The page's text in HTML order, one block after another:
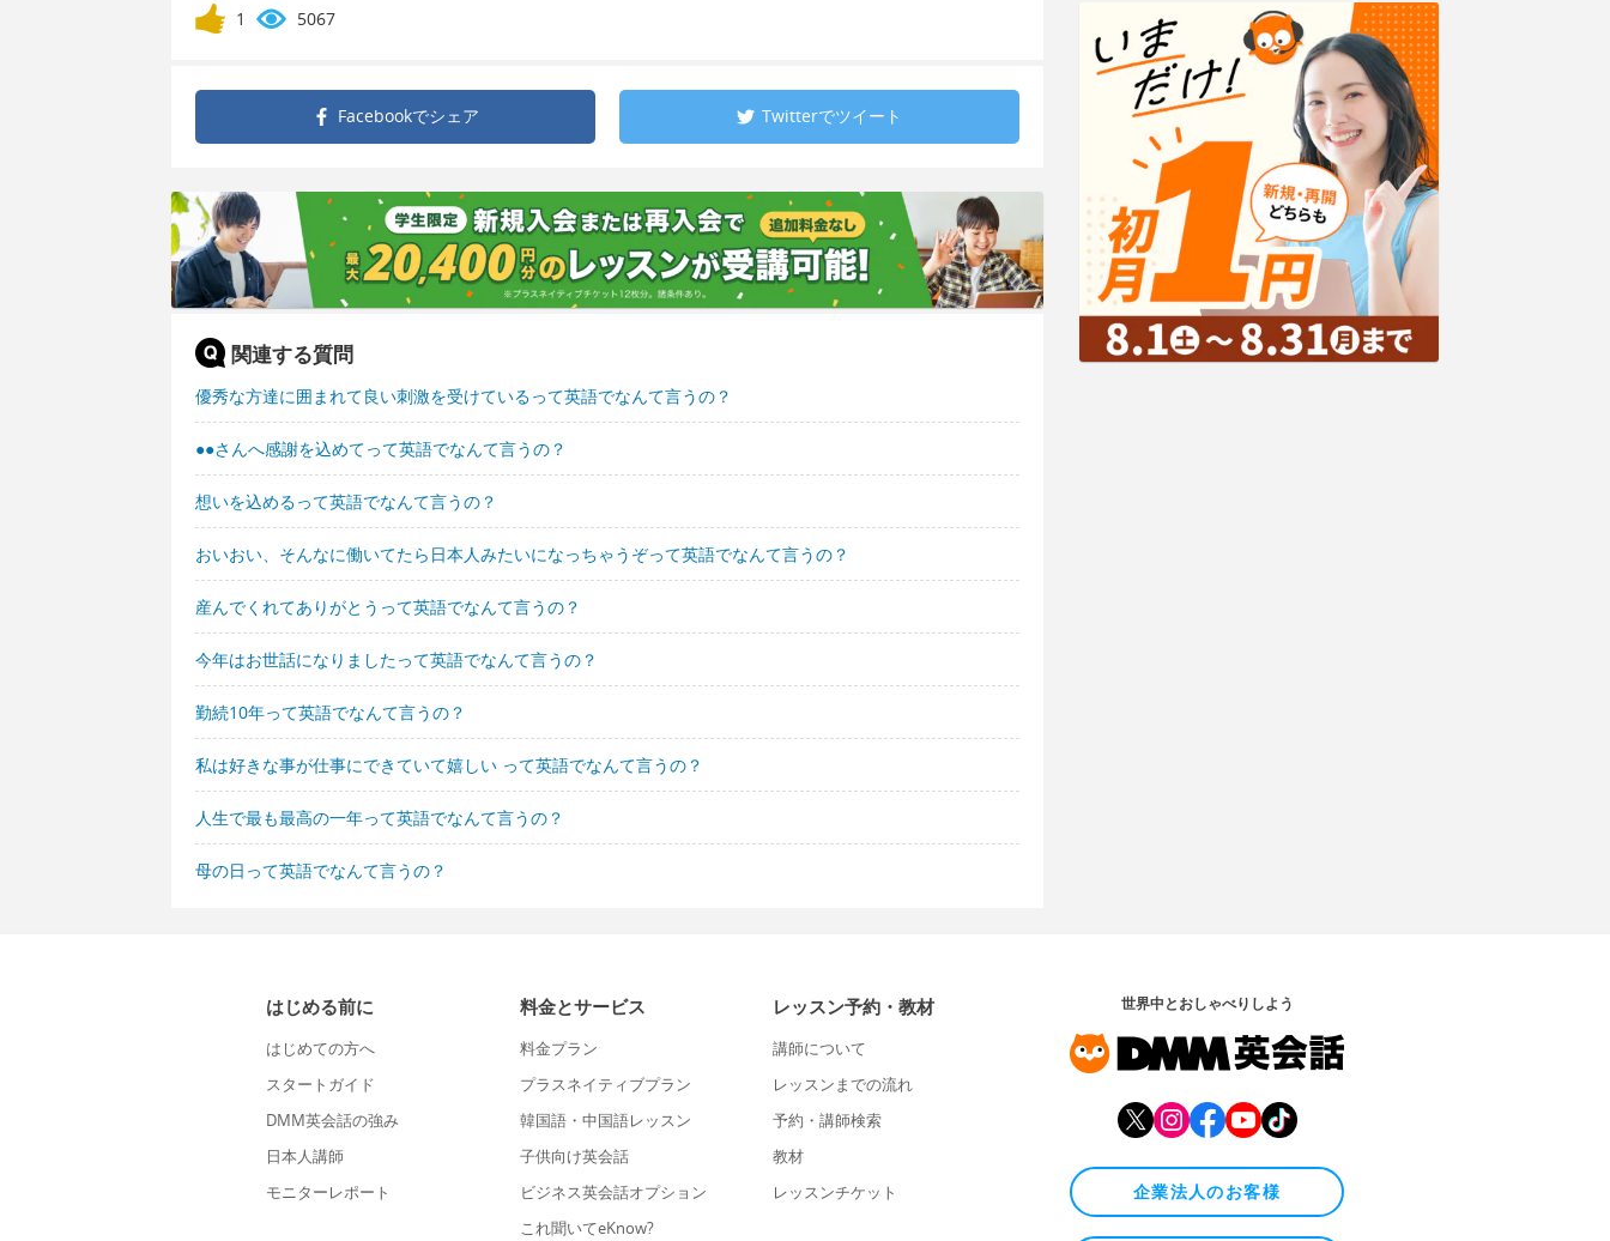
1 5067
Facebookでシェア Twitterでツイート
関連する質問
優秀な方達に囲まれて良い刺激を受けているって英語でなんて言うの？
●●さんへ感謝を込めてって英語でなんて言うの？
想いを込めるって英語でなんて言うの？
おいおい、そんなに働いてたら日本人みたいになっちゃうぞって英語でなんて言うの？
産んでくれてありがとうって英語でなんて言うの？
今年はお世話になりましたって英語でなんて言うの？
勤続10年って英語でなんて言うの？
私は好きな事が仕事にできていて嬉しい って英語でなんて言うの？
人生で最も最高の一年って英語でなんて言うの？
母の日って英語でなんて言うの？
はじめる前に
はじめての方へ
スタートガイド
DMM英会話の強み
日本人講師
モニターレポート
料金とサービス
料金プラン
プラスネイティブプラン
韓国語・中国語レッスン
子供向け英会話
ビジネス英会話オプション
これ聞いてeKnow?
レッスン予約・教材
講師について
レッスンまでの流れ
予約・講師検索
教材
レッスンチケット
世界中とおしゃべりしよう
企業法人のお客様